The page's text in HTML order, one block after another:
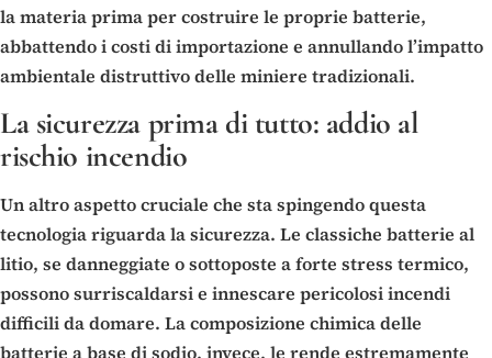
la materia prima per costruire le proprie batterie,
abbattendo i costi di importazione e annullando l’impatto
ambientale distruttivo delle miniere tradizionali.
La sicurezza prima di tutto: addio al
rischio incendio
Un altro aspetto cruciale che sta spingendo questa
tecnologia riguarda la sicurezza. Le classiche batterie al
litio, se danneggiate o sottoposte a forte stress termico,
possono surriscaldarsi e innescare pericolosi incendi
difficili da domare. La composizione chimica delle
batterie a base di sodio, invece, le rende estremamente